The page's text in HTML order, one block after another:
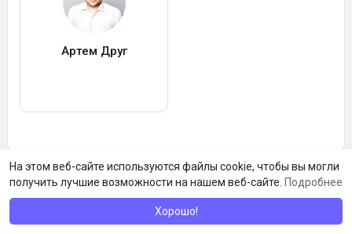
На этом веб-сайте используются файлы cookie, чтобы вы могли
получить лучшие возможности на нашем веб-сайте. Подробнее
Хорошо!
Артем Друг